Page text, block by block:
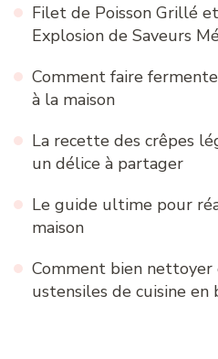
Filet de Poisson Grillé
Explosion de Saveurs
Comment faire
à la maison
La recette des crêpes
un délice à partager
Le guide ultime pour
maison
Comment bien
ustensiles de cuisine en